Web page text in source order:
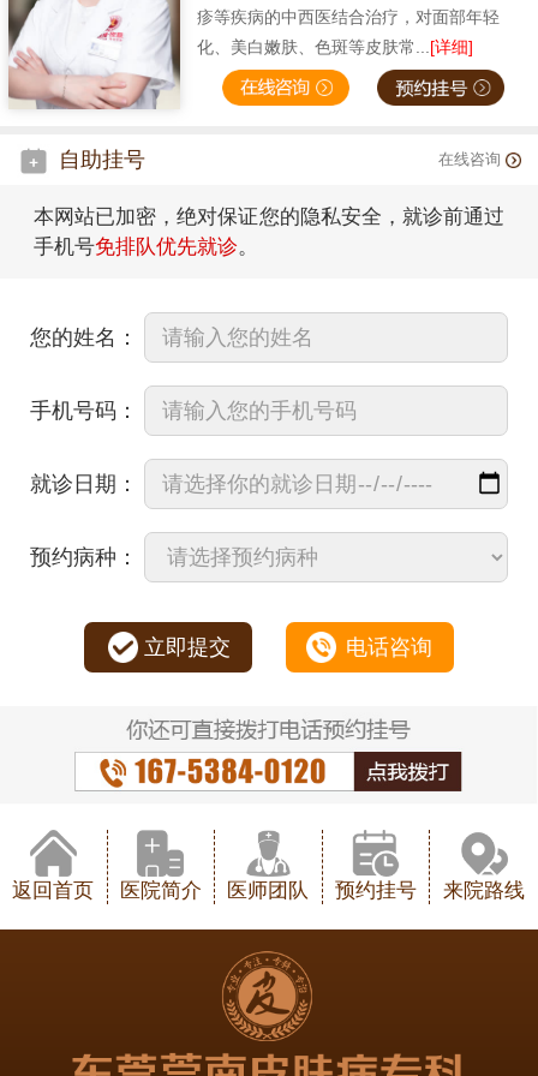
疹等疾病的中西医结合治疗，对面部年轻
化、美白嫩肤、色斑等皮肤常...[详细]
自助挂号 在线咨询
本网站已加密，绝对保证您的隐私安全，就诊前通过
手机号免排队优先就诊。
您的姓名：
手机号码：
就诊日期：
预约病种：
立即提交 电话咨询
返回首页 医院简介 医师团队 预约挂号 来院路线